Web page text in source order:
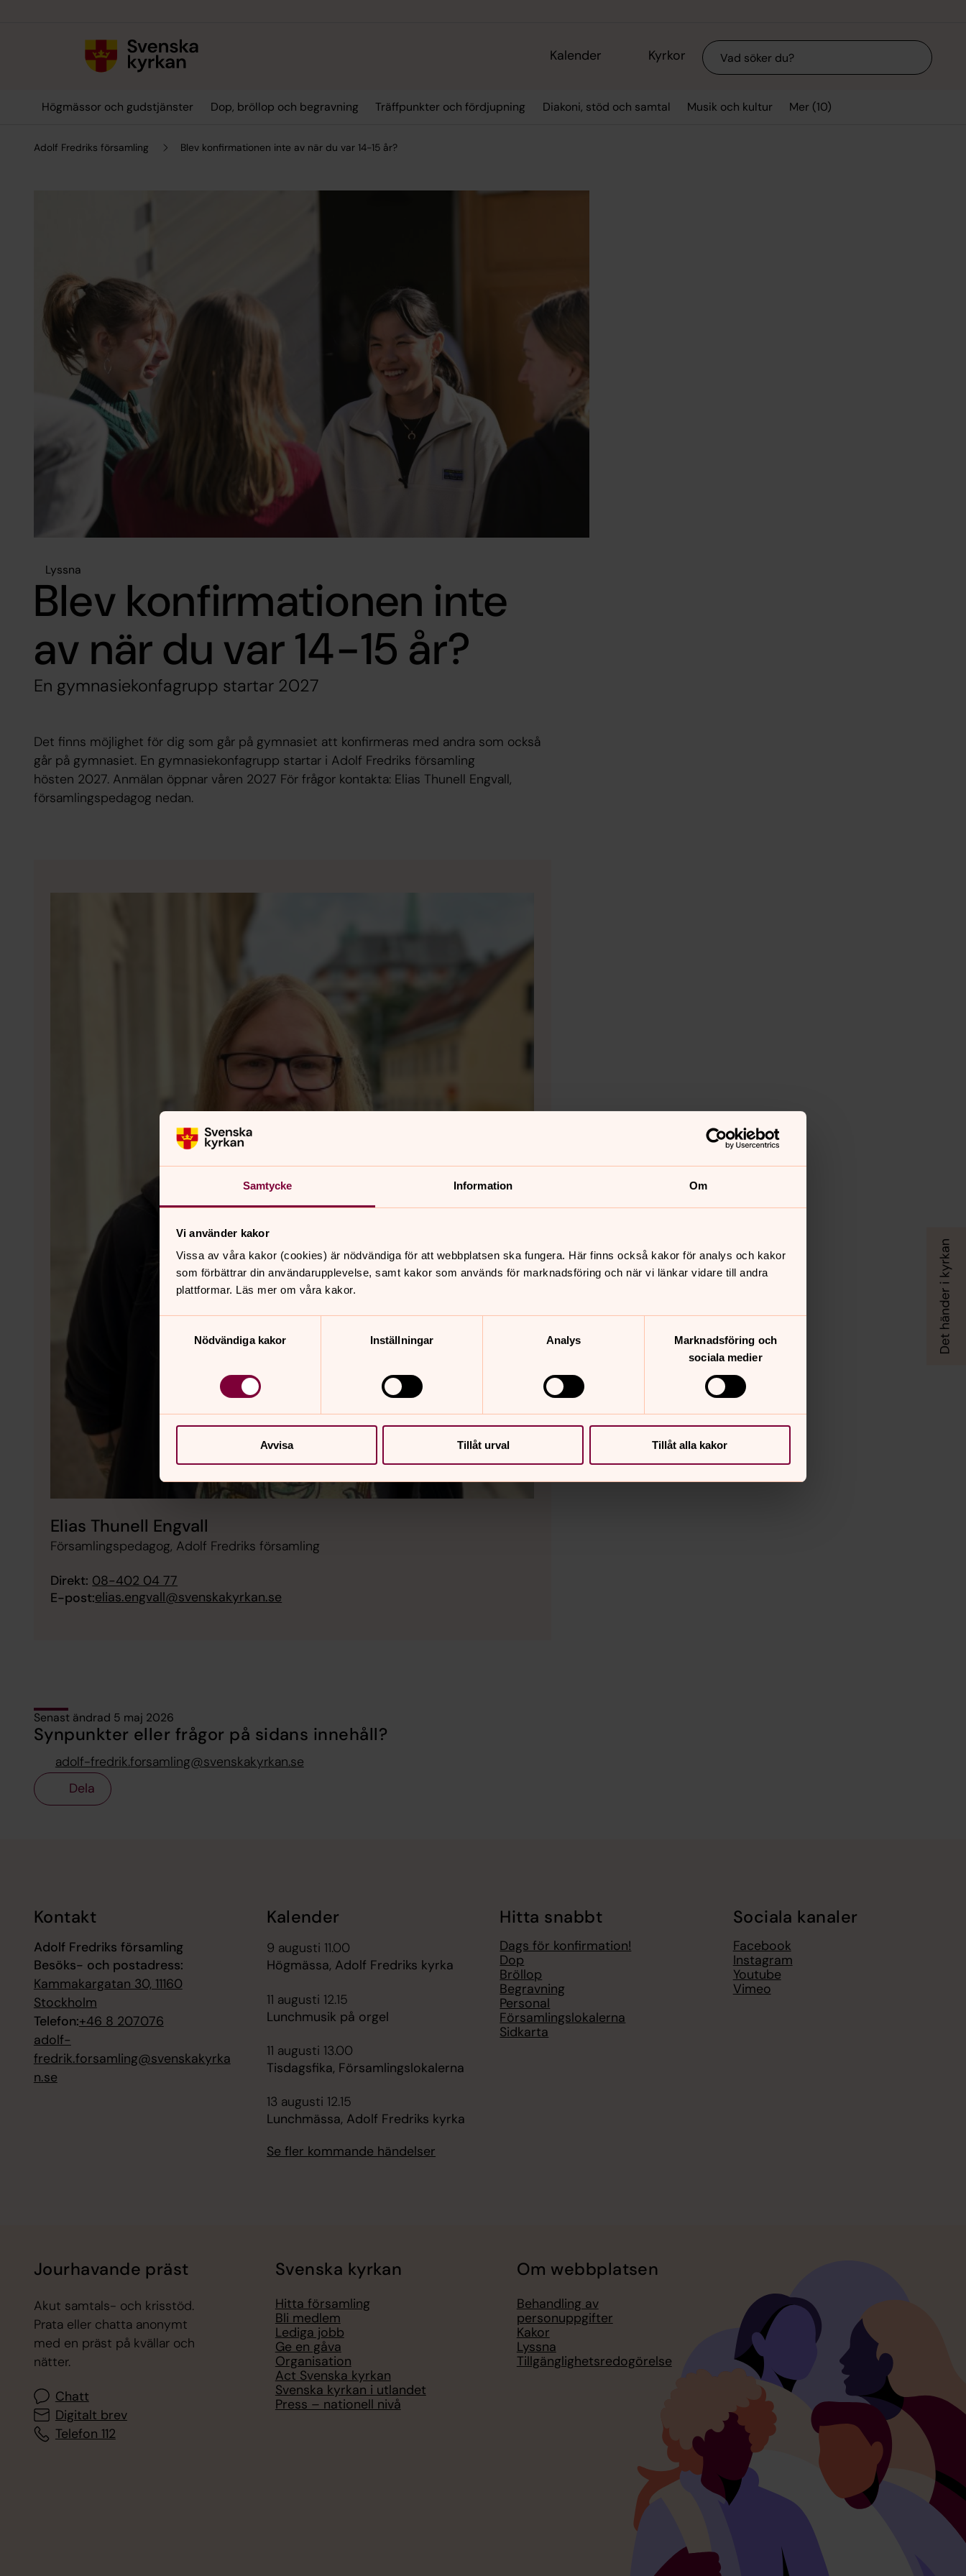
Samtycke Information Om
Vi använder kakor
Vissa av våra kakor (cookies) är nödvändiga för att webbplatsen ska fungera. Här finns också kakor för analys och kakor
som förbättrar din användarupplevelse, samt kakor som används för marknadsföring och när vi länkar vidare till andra
plattformar. Läs mer om våra kakor.
Nödvändiga kakor
Inställningar Analys
Marknadsföring och
sociala medier
Avvisa Tillåt urval Tillåt alla kakor
Kalender Kyrkor Sök
Högmässor och gudstjänster Dop, bröllop och begravning Träffpunkter och fördjupning Diakoni, stöd och samtal Musik och kultur Mer (10)
Adolf Fredriks församling Blev konfirmationen inte av när du var 14-15 år?
Lyssna
Blev konfirmationen inte
av när du var 14-15 år?
En gymnasiekonfagrupp startar 2027
Det finns möjlighet för dig som går på gymnasiet att konfirmeras med andra som också
går på gymnasiet. En gymnasiekonfagrupp startar i Adolf Fredriks församling
hösten 2027. Anmälan öppnar våren 2027 För frågor kontakta: Elias Thunell Engvall,
församlingspedagog nedan.
Elias Thunell Engvall
Församlingspedagog, Adolf Fredriks församling
Direkt: 08-402 04 77
E-post:elias.engvall@svenskakyrkan.se
Senast ändrad 5 maj 2026
Synpunkter eller frågor på sidans innehåll?
adolf-fredrik.forsamling@svenskakyrkan.se
Dela
Kontakt
Adolf Fredriks församling
Besöks- och postadress:
Kammakargatan 30, 11160
Stockholm
Telefon:+46 8 207076
adolf-
fredrik.forsamling@svenskakyrka
n.se
Kalender
9 augusti 11.00
Högmässa, Adolf Fredriks kyrka
11 augusti 12.15
Lunchmusik på orgel
11 augusti 13.00
Tisdagsfika, Församlingslokalerna
13 augusti 12.15
Lunchmässa, Adolf Fredriks kyrka
Se fler kommande händelser
Hitta snabbt
Dags för konfirmation!
Dop
Bröllop
Begravning
Personal
Församlingslokalerna
Sidkarta
Sociala kanaler
Facebook
Instagram
Youtube
Vimeo
Jourhavande präst
Akut samtals- och krisstöd.
Prata eller chatta anonymt
med en präst på kvällar och
nätter.
Chatt
Digitalt brev
Telefon 112
Svenska kyrkan
Hitta församling
Bli medlem
Lediga jobb
Ge en gåva
Organisation
Act Svenska kyrkan
Svenska kyrkan i utlandet
Press – nationell nivå
Om webbplatsen
Behandling av
personuppgifter
Kakor
Lyssna
Tillgänglighetsredogörelse